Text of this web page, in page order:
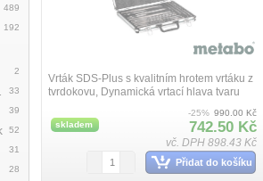
489
192
2
33
39
52
31
28
Vrták SDS-Plus s kvalitním hrotem vrtáku z
tvrdokovu, Dynamická vrtací hlava tvaru
geometrie S pro rychlý odvod drtě, Dobr...
skladem
-25% 990.00 Kč
742.50 Kč
vč. DPH 898.43 Kč
Přidat do košíku